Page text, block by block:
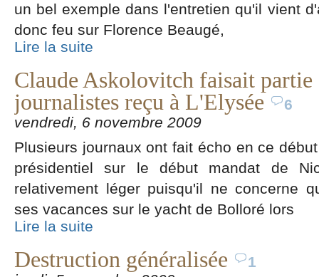
un bel exemple dans l'entretien qu'il vient
donc feu sur Florence Beaugé,
Lire la suite
Claude Askolovitch faisait
journalistes reçu à L'Elysée
6
vendredi, 6 novembre 2009
Plusieurs journaux ont fait écho en ce
présidentiel sur le début mandat de
relativement léger puisqu'il ne concerne
ses vacances sur le yacht de Bolloré lors
Lire la suite
Destruction généralisée
1